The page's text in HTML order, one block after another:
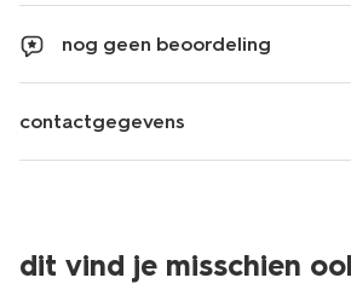
nog geen beoordeling
contactgegevens
dit vind je misschien
laag geprijsd